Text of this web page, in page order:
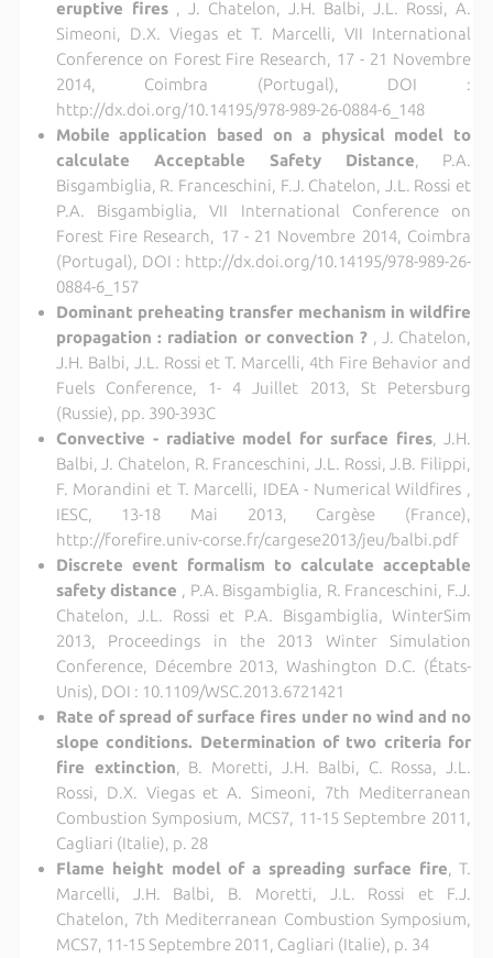
eruptive fires, J. Chatelon, J.H. Balbi, J.L. Rossi, A.
Simeoni, D.X. Viegas et T. Marcelli, VII International
Conference on Forest Fire Research, 17 - 21 Novembre
2014, Coimbra (Portugal), DOI :
http://dx.doi.org/10.14195/978-989-26-0884-6_148
Mobile application based on a physical model to
calculate Acceptable Safety Distance, P.A.
Bisgambiglia, R. Franceschini, F.J. Chatelon, J.L. Rossi et
P.A. Bisgambiglia, VII International Conference on
Forest Fire Research, 17 - 21 Novembre 2014, Coimbra
(Portugal), DOI : http://dx.doi.org/10.14195/978-989-26-
0884-6_157
Dominant preheating transfer mechanism in wildfire
propagation : radiation or convection ? , J. Chatelon,
J.H. Balbi, J.L. Rossi et T. Marcelli, 4th Fire Behavior and
Fuels Conference, 1- 4 Juillet 2013, St Petersburg
(Russie), pp. 390-393C
Convective - radiative model for surface fires, J.H.
Balbi, J. Chatelon, R. Franceschini, J.L. Rossi, J.B. Filippi,
F. Morandini et T. Marcelli, IDEA - Numerical Wildfires ,
IESC, 13-18 Mai 2013, Cargèse (France),
http://forefire.univ-corse.fr/cargese2013/jeu/balbi.pdf
Discrete event formalism to calculate acceptable
safety distance , P.A. Bisgambiglia, R. Franceschini, F.J.
Chatelon, J.L. Rossi et P.A. Bisgambiglia, WinterSim
2013, Proceedings in the 2013 Winter Simulation
Conference, Décembre 2013, Washington D.C. (États-
Unis), DOI : 10.1109/WSC.2013.6721421
Rate of spread of surface fires under no wind and no
slope conditions. Determination of two criteria for
fire extinction, B. Moretti, J.H. Balbi, C. Rossa, J.L.
Rossi, D.X. Viegas et A. Simeoni, 7th Mediterranean
Combustion Symposium, MCS7, 11-15 Septembre 2011,
Cagliari (Italie), p. 28
Flame height model of a spreading surface fire, T.
Marcelli, J.H. Balbi, B. Moretti, J.L. Rossi et F.J.
Chatelon, 7th Mediterranean Combustion Symposium,
MCS7, 11-15 Septembre 2011, Cagliari (Italie), p. 34